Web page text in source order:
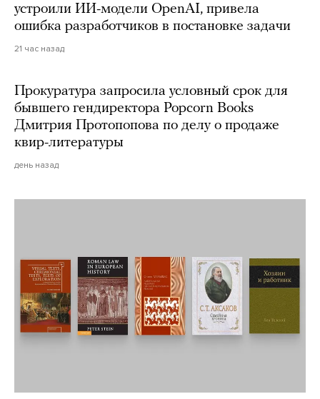
устроили ИИ-модели OpenAI, привела
ошибка разработчиков в постановке задачи
21 час назад
Прокуратура запросила условный срок для
бывшего гендиректора Popcorn Books
Дмитрия Протопопова по делу о продаже
квир-литературы
день назад